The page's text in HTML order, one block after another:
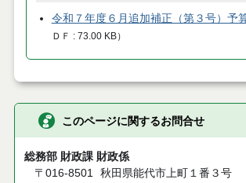
令和７年度６月追加補正（第３号）予
ＤＦ
73.00 KB）
このページに関するお問合せ
総務部 財政課 財政係
〒016-8501 秋田県能代市上町１番３号